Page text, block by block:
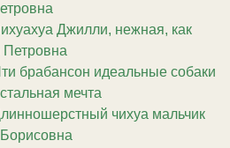
Джилли, нежная, как
Петровна
брабансон идеальные собаки
мечта
чихуа мальчик